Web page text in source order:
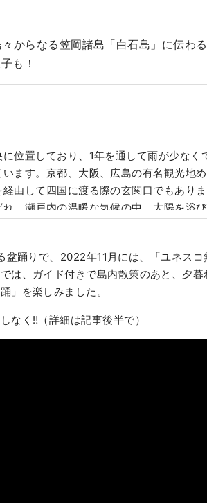
からなる笠岡諸島「白石島」に伝わ
も！
位置しており、1年を通して雨が少なく
います。京都、大阪、広島の有名観光地
て四国に渡る際の玄関口でもあります。 また、
、瀬戸内の温暖な気候の中、太陽を浴
質。 白桃をはじめ、マスカットやピオ
ど世界に誇る観光スポットもあります！
盆踊りで、2022年11月には、「ユネスコ
は、ガイド付きで島内散策のあと、夕暮
」を楽しみました。
なく‼（詳細は記事後半で）